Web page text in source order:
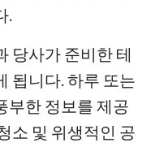
.
당사가 준비한 테
됩니다. 하루 또는
부한 정보를 제공
소 및 위생적인 공